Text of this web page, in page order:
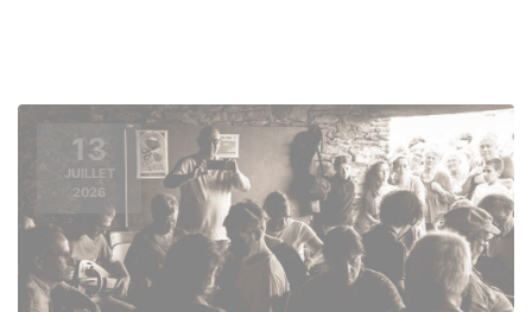
13
JUILLET
2026